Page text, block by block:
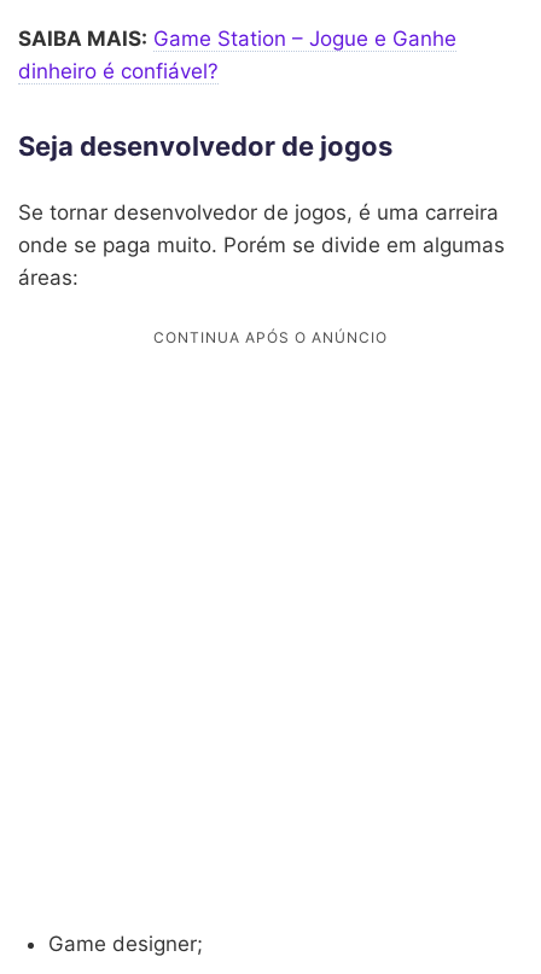
SAIBA MAIS: Game Station – Jogue e Ganhe
dinheiro é confiável?
Seja desenvolvedor de jogos
Se tornar desenvolvedor de jogos, é uma carreira
onde se paga muito. Porém se divide em algumas
áreas:
Game designer;